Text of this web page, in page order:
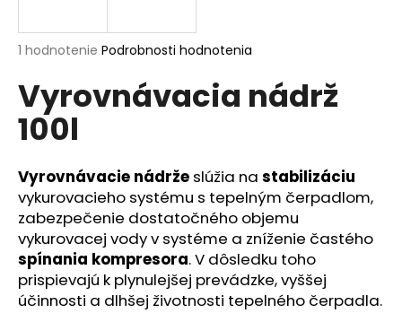
Priemerné
produktu
je
5,0
hviezdičiek.
1 hodnotenie Podrobnosti hodnotenia
Vyrovnávacia nádrž
100l
Vyrovnávacie nádrže slúžia na stabilizáciu
vykurovacieho systému s tepelným čerpadlom,
zabezpečenie dostatočného objemu
vykurovacej vody v systéme a zníženie častého
spínania kompresora. V dôsledku toho
prispievajú k plynulejšej prevádzke, vyššej
účinnosti a dlhšej životnosti tepelného čerpadla.
j
ť
?
HĽADAŤ
O
d